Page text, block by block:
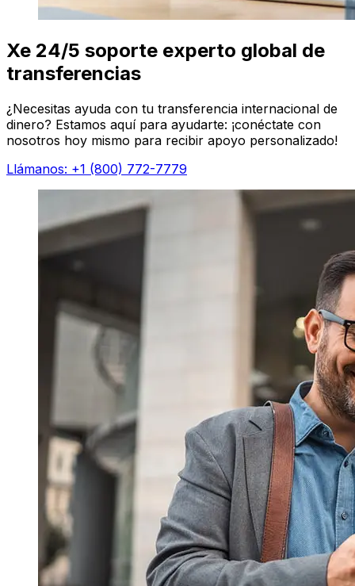
Xe 24/5 soporte experto global de
transferencias
¿Necesitas ayuda con tu transferencia internacional de
dinero? Estamos aquí para ayudarte: ¡conéctate con
nosotros hoy mismo para recibir apoyo personalizado!
Llámanos: +1 (800) 772-7779